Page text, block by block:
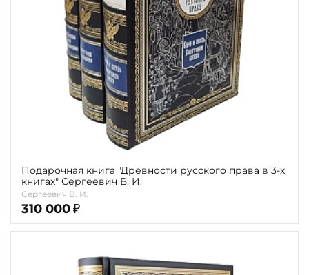
Подарочная книга "Древности русского права в 3-х
книгах" Сергеевич В. И.
Сергеевич В. И.
310 000 ₽